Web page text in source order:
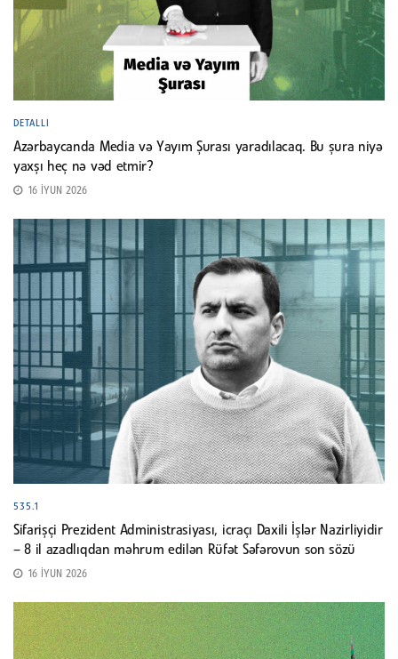
DETALLI
Azərbaycanda Media və Yayım Şurası yaradılacaq. Bu şura niyə
yaxşı heç nə vəd etmir?
16 İYUN 2026
535.1
Sifarişçi Prezident Administrasiyası, icraçı Daxili İşlər Nazirliyidir
– 8 il azadlıqdan məhrum edilən Rüfət Səfərovun son sözü
16 İYUN 2026